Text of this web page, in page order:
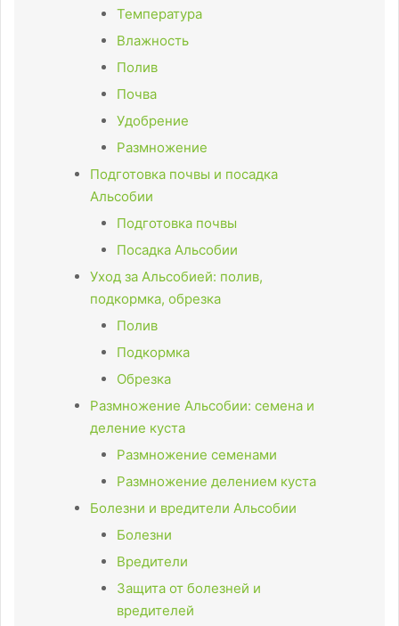
Температура
Влажность
Полив
Почва
Удобрение
Размножение
Подготовка почвы и посадка
Альсобии
Подготовка почвы
Посадка Альсобии
Уход за Альсобией: полив,
подкормка, обрезка
Полив
Подкормка
Обрезка
Размножение Альсобии: семена и
деление куста
Размножение семенами
Размножение делением куста
Болезни и вредители Альсобии
Болезни
Вредители
Защита от болезней и
вредителей